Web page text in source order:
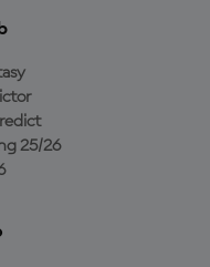
25/26